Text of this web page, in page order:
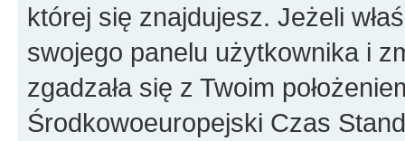
której się znajdujesz. Jeżeli
swojego panelu użytkownika i
zgadzała się z Twoim
Środkowoeuropejski Czas